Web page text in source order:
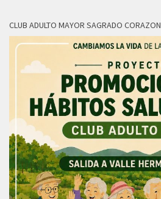
CLUB ADULTO MAYOR SAGRADO CORAZON